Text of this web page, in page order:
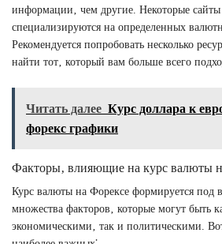
информации‚ чем другие. Некоторые сайты
специализируются на определенных
Рекомендуется попробовать несколько
найти тот‚ который вам больше всего
Читать далее Курс доллара к
форекс графики
Факторы‚ влияющие на курс валюты
Курс валюты на Форексе формируется под
множества факторов‚ которые могут быть
экономическими‚ так и политическими.